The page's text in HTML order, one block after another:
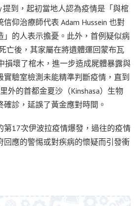
提到，起初當地人認為疫情是「與棺
仰治療師代表 Adam Hussein 也對
」的人表示擔憂。此外，首例疑似病
亡後，其家屬在將遺體運回蒙布瓦
損壞了棺木，進一步造成屍體暴露與
實驗室檢測未能精準判斷疫情，直到
外的首都金夏沙（Kinshasa）生物
診，延誤了黃金應對時間。
第17次伊波拉疫情爆發，過往的疫情
回應的警惕或對疾病的懷疑而引發衝